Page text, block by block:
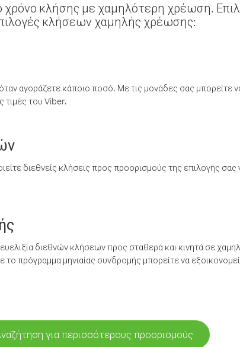
κλήσης με χαμηλότερη χρέωση.
κλήσεων χαμηλής χρέωσης:
αγοράζετε κάποιο ποσό. Με τις μονάδες σας μπορείτε
τιμές του Viber.
διεθνείς κλήσεις προς προορισμούς της επιλογής σας
διεθνών κλήσεων προς σταθερά και κινητά σε
πρόγραμμα μηνιαίας συνδρομής μπορείτε να
για περισσότερους προορισμούς